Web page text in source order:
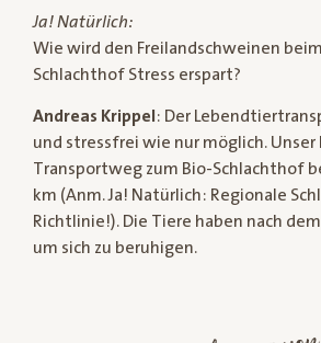
Ja! Natürlich:
Wie wird den Freilandschweinen
Schlachthof Stress erspart?
Andreas Krippel: Der
und stressfrei wie nur möglich. Unser
Transportweg zum Bio-Schlachthof
km (Anm. Ja! Natürlich: Regionale
Richtlinie!). Die Tiere haben nach
um sich zu beruhigen.